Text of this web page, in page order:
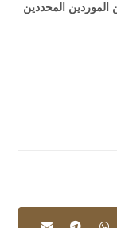
المحددين